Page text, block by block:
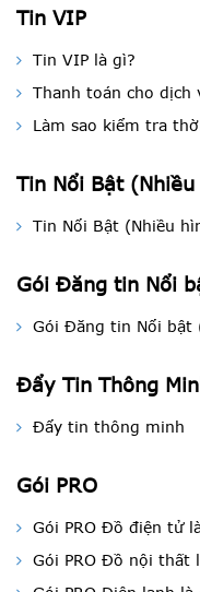
Tin VIP
Tin VIP là gì?
Thanh toán cho dịch
Làm sao kiểm tra
Tin Nổi Bật
Tin Nổi Bật (Nhiều
Gói Đăng tin Nổi
Gói Đăng tin Nổi bật
Đẩy Tin Thông
Đẩy tin thông minh
Gói PRO
Gói PRO Đồ điện tử
Gói PRO Đồ nội thất